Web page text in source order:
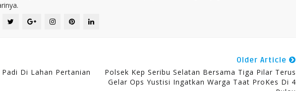
Di Lahan Pertanian
Older Article
Polsek Kep Seribu Selatan Bersama Tiga Pilar Terus
Gelar Ops Yustisi Ingatkan Warga Taat ProKes Di 4